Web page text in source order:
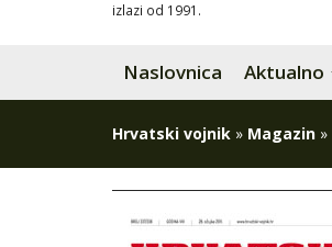
izlazi od 1991.
Naslovnica Aktualno
Hrvatski vojnik » Magazin »